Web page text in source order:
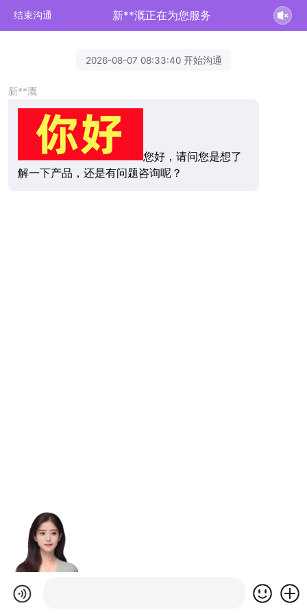
结束沟通 新**溉正在为您服务
2026-08-07 08:33:40 开始沟通
新**溉
您好，请问您是想了
解一下产品，还是有问题咨询呢？